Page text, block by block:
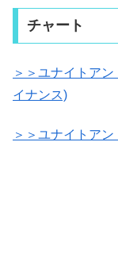
チャート
＞＞ユナイトア
イナンス)
＞＞ユナイトア